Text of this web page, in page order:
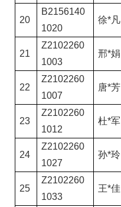
20
B2156140
1020
徐*凡
21
Z2102260
1003
邢*娟
22
Z2102260
1007
唐*芳
23
Z2102260
1012
杜*军
24
Z2102260
1027
孙*玲
25
Z2102260
1033
王*佳